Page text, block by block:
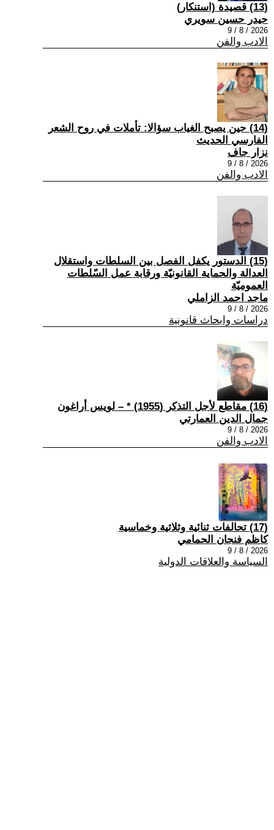
(13) قصيدة (استنكار)
حيدر حسين سويري
2026 / 8 / 9
الادب والفن
(14) حين يصبح الغياب سؤالا: تأملات في روح الشعر
الفارسي الحديث
نزار جاف
2026 / 8 / 9
الادب والفن
(15) الدستور يكفل الفصل بين السلطات واستقلال
العدالة والحماية القانونيّة ورقابة عمل السّلطات
العموميّة
ماجد احمد الزاملي
2026 / 8 / 9
دراسات وابحاث قانونية
(16) مقاطع لأجل التذكر (1955) * – لويس أراغون
جمال الدين العمارتي
2026 / 8 / 9
الادب والفن
(17) تحالفات ثنائية وثلاثية وخماسية
كاظم فنجان الحمامي
2026 / 8 / 9
السياسة والعلاقات الدولية